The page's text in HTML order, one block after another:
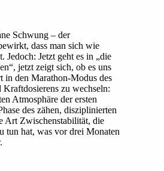
Schwung – der
dass man sich wie
Jedoch: Jetzt geht es in „die
jetzt zeigt sich, ob es uns
in den Marathon-Modus des
Kraftdosierens zu wechseln:
Atmosphäre der ersten
des zähen, disziplinierten
Art Zwischenstabilität, die
tun hat, was vor drei Monaten